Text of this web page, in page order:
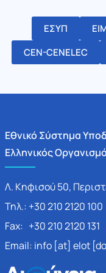
ΕΣΥΠ
CEN-CENELEC
Εθνικό Σύστημα
Ελληνικός
Λ. Κηφισού 50,
Τηλ.: +30 210 2120 100
Fax: +30 210 2120 131
Email: info [at] elot